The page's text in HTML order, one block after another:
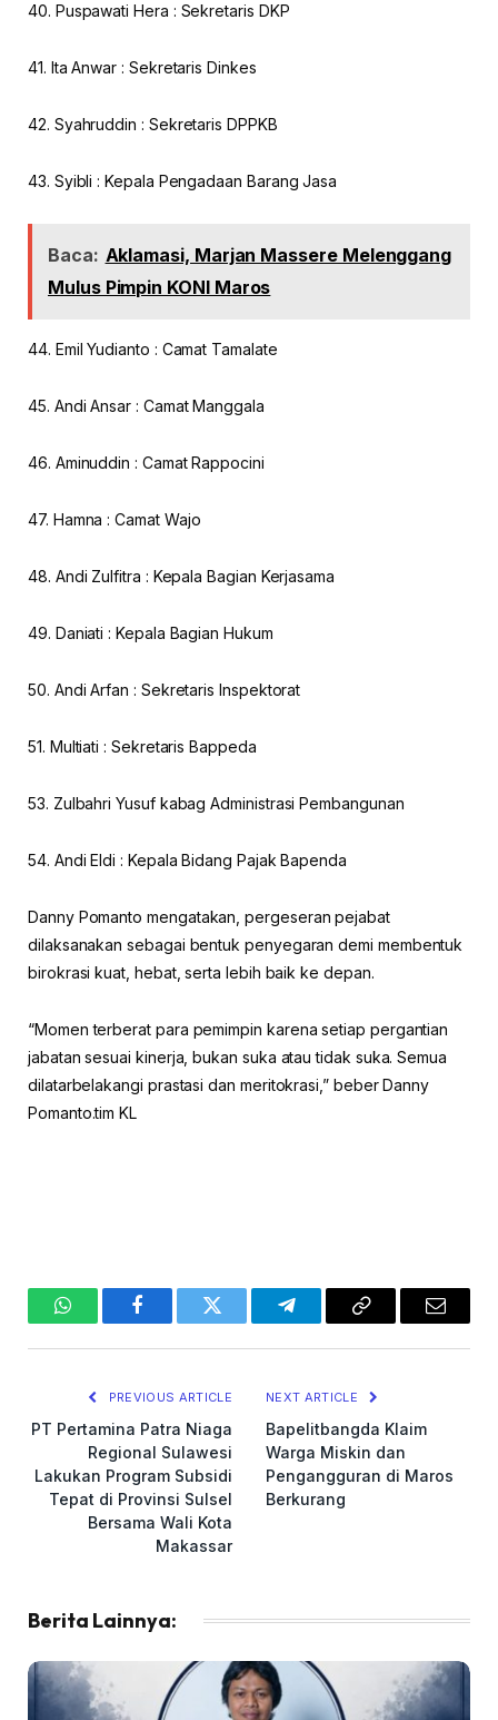
40. Puspawati Hera : Sekretaris DKP
41. Ita Anwar : Sekretaris Dinkes
42. Syahruddin : Sekretaris DPPKB
43. Syibli : Kepala Pengadaan Barang Jasa
Baca: Aklamasi, Marjan Massere Melenggang
Mulus Pimpin KONI Maros
44. Emil Yudianto : Camat Tamalate
45. Andi Ansar : Camat Manggala
46. Aminuddin : Camat Rappocini
47. Hamna : Camat Wajo
48. Andi Zulfitra : Kepala Bagian Kerjasama
49. Daniati : Kepala Bagian Hukum
50. Andi Arfan : Sekretaris Inspektorat
51. Multiati : Sekretaris Bappeda
53. Zulbahri Yusuf kabag Administrasi Pembangunan
54. Andi Eldi : Kepala Bidang Pajak Bapenda
Danny Pomanto mengatakan, pergeseran pejabat
dilaksanakan sebagai bentuk penyegaran demi membentuk
birokrasi kuat, hebat, serta lebih baik ke depan.
“Momen terberat para pemimpin karena setiap pergantian
jabatan sesuai kinerja, bukan suka atau tidak suka. Semua
dilatarbelakangi prastasi dan meritokrasi,” beber Danny
Pomanto.tim KL
WhatsAppFacebookTwitter TelegramCopy
Email
PREVIOUS ARTICLE
PT Pertamina Patra Niaga
Regional Sulawesi
Lakukan Program Subsidi
Tepat di Provinsi Sulsel
Bersama Wali Kota
Makassar
NEXT ARTICLE
Bapelitbangda Klaim
Warga Miskin dan
Pengangguran di Maros
Berkurang
Berita Lainnya: